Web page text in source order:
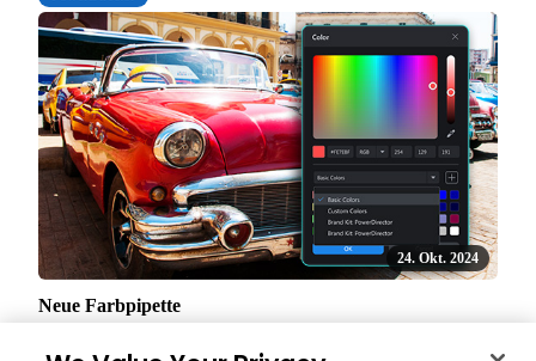
24. Okt. 2024
Neue Farbpipette